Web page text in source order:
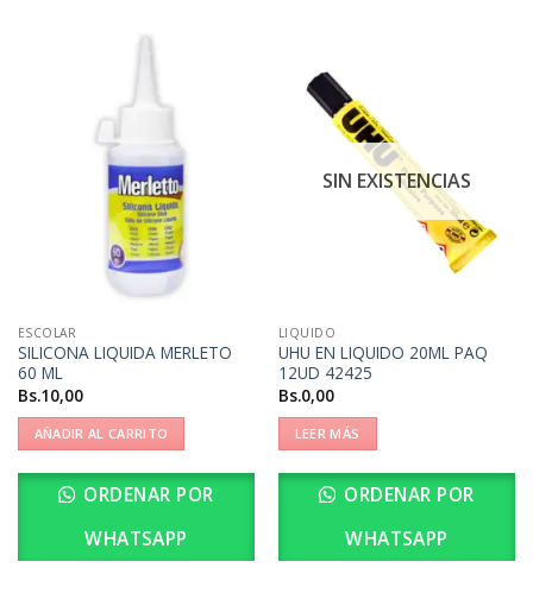
ESCOLAR
SILICONA LIQUIDA MERLETO
60 ML
Bs.10,00
AÑADIR AL CARRITO
ORDENAR POR
WHATSAPP
SIN EXISTENCIAS
LIQUIDO
UHU EN LIQUIDO 20ML PAQ
12UD 42425
Bs.0,00
LEER MÁS
ORDENAR POR
WHATSAPP